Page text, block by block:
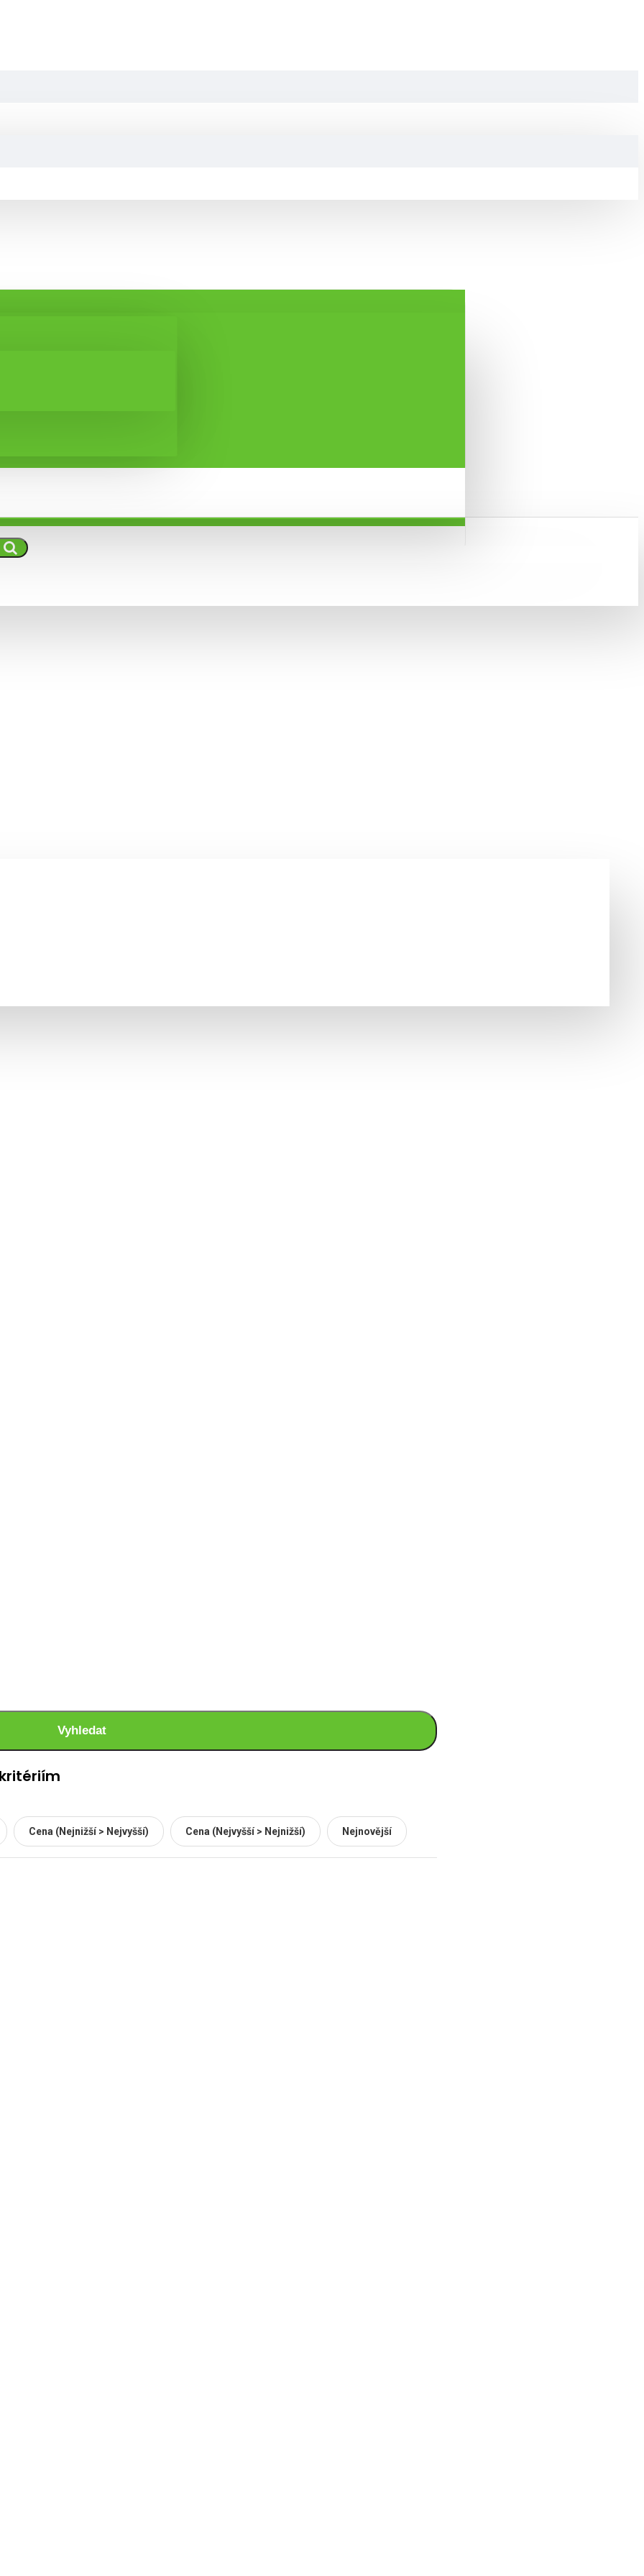
Vyhledat
Cena (Nejnižší > Nejvyšší) Cena (Nejvyšší > Nejnižší) Nejnovější